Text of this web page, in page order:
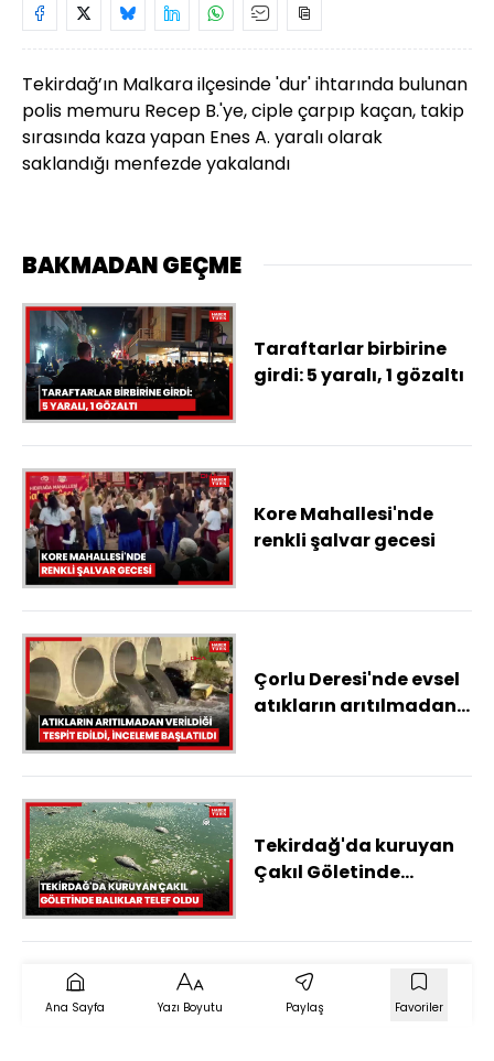
Tekirdağ’ın Malkara ilçesinde 'dur' ihtarında bulunan
polis memuru Recep B.'ye, ciple çarpıp kaçan, takip
sırasında kaza yapan Enes A. yaralı olarak
saklandığı menfezde yakalandı
BAKMADAN GEÇME
Taraftarlar birbirine
girdi: 5 yaralı, 1 gözaltı
Kore Mahallesi'nde
renkli şalvar gecesi
Çorlu Deresi'nde evsel
atıkların arıtılmadan
Tekirdağ'da kuruyan
Çakıl Göletinde
Ana Sayfa Yazı Boyutu Paylaş Favoriler